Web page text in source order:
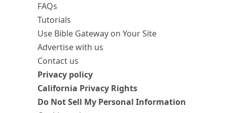
FAQs
Tutorials
Use Bible Gateway on Your Site
Advertise with us
Contact us
Privacy policy
California Privacy Rights
Do Not Sell My Personal Information